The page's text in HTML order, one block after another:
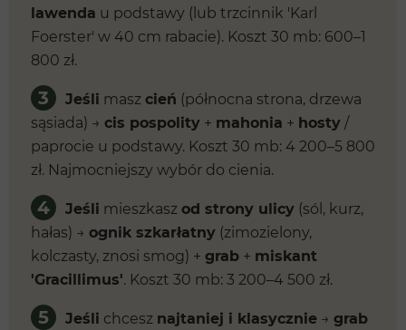
lawenda u podstawy (lub trzcinnik 'Karl
Foerster' w 40 cm rabacie). Koszt 30 mb: 600–1
800 zł.
3 Jeśli masz cień (północna strona, drzewa
sąsiada) → cis pospolity + mahonia + hosty /
paprocie u podstawy. Koszt 30 mb: 4 200–5 800
zł. Najmocniejszy wybór do cienia.
4 Jeśli mieszkasz od strony ulicy (sól, kurz,
hałas) → ognik szkarłatny (zimozielony,
kolczasty, znosi smog) + grab + miskant
'Gracillimus'. Koszt 30 mb: 3 200–4 500 zł.
5 Jeśli chcesz najtaniej i klasycznie → grab